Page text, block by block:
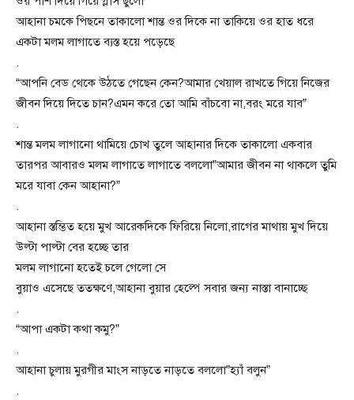
আহানা চমকে পিছনে তাকালো শান্ত ওর দিকে না তাকিয়ে ওর হাত ধরে
একটা মলম লাগাতে ব্যস্ত হয়ে পড়েছে
.
“আপনি বেড থেকে উঠতে গেছেন কেন?আমার খেয়াল রাখতে গিয়ে নিজের
জীবন দিয়ে দিতে চান?এমন করে তো আমি বাঁচবো না,বরং মরে যাব”
.
শান্ত মলম লাগানো থামিয়ে চোখ তুলে আহানার দিকে তাকালো একবার
তারপর আবারও মলম লাগাতে লাগাতে বললো”আমার জীবন না থাকলে তুমি
মরে যাবা কেন আহানা?”
.
আহানা স্তম্ভিত হয়ে মুখ আরেকদিকে ফিরিয়ে নিলো,রাগের মাথায় মুখ দিয়ে
উল্টা পাল্টা বের হচ্ছে তার
মলম লাগানো হতেই চলে গেলো সে
বুয়াও এসেছে ততক্ষণে,আহানা বুয়ার হেল্পে সবার জন্য নাস্তা বানাচ্ছে
.
“আপা একটা কথা কমু?”
.
আহানা চুলায় মুরগীর মাংস নাড়তে নাড়তে বললো”হ্যাঁ বলুন”
.